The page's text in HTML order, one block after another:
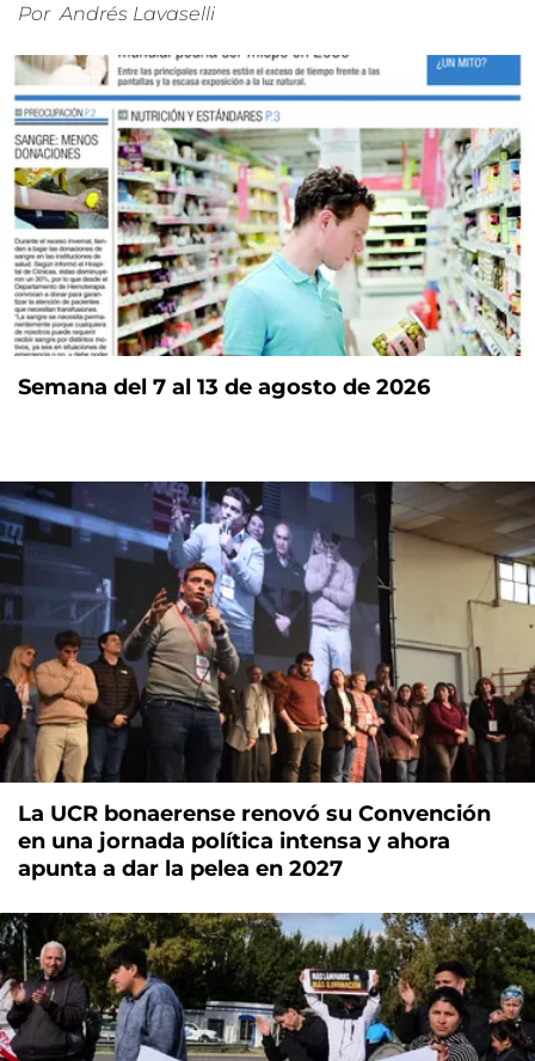
Por Andrés Lavaselli
Semana del 7 al 13 de agosto de 2026
La UCR bonaerense renovó su Convención
en una jornada política intensa y ahora
apunta a dar la pelea en 2027